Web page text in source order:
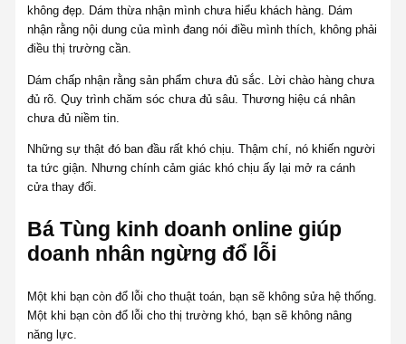
không đẹp. Dám thừa nhận mình chưa hiểu khách hàng. Dám
nhận rằng nội dung của mình đang nói điều mình thích, không phải
điều thị trường cần.
Dám chấp nhận rằng sản phẩm chưa đủ sắc. Lời chào hàng chưa
đủ rõ. Quy trình chăm sóc chưa đủ sâu. Thương hiệu cá nhân
chưa đủ niềm tin.
Những sự thật đó ban đầu rất khó chịu. Thậm chí, nó khiến người
ta tức giận. Nhưng chính cảm giác khó chịu ấy lại mở ra cánh
cửa thay đổi.
Bá Tùng kinh doanh online giúp
doanh nhân ngừng đổ lỗi
Một khi bạn còn đổ lỗi cho thuật toán, bạn sẽ không sửa hệ thống.
Một khi bạn còn đổ lỗi cho thị trường khó, bạn sẽ không nâng
năng lực.